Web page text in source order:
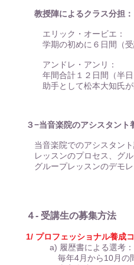
教授陣によるクラス分担：
エリック・オービエ：
学期の初めに６日間（受
アンドレ・アンリ：
年間合計１２日間（半日
助手として松本大知氏が
３−当音楽院のアシスタント
当音楽院でのアシスタン
レッスンのプロセス、グ
グループレッスンのデモレ
４- 受講生の募集方法
1/ プロフェッショナル養成
a) 履歴書による選考：
毎年4月から10月の